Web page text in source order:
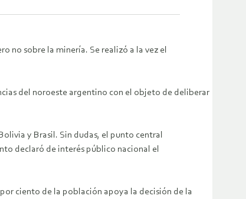
no sobre la minería. Se realizó a la vez el
del noroeste argentino con el objeto de deliberar
y Brasil. Sin dudas, el punto central
declaró de interés público nacional el
ciento de la población apoya la decisión de la